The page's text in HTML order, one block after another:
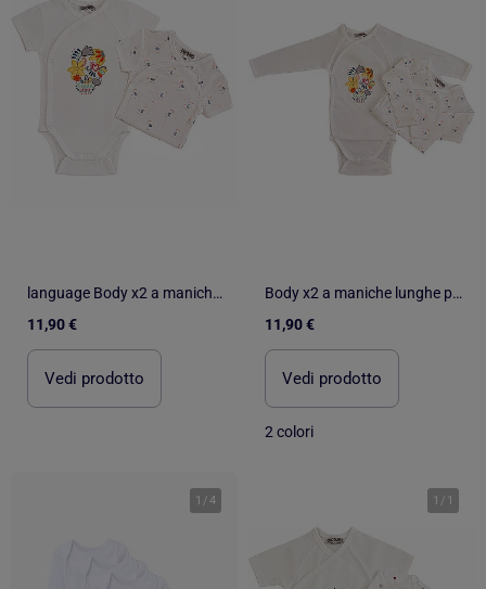
language Body x2 a maniche corte per neonati Les Chatounets "LOVE
11,90 €
Vedi prodotto
Body x2 a maniche lunghe per neonati Les Chatounets "MEXICO
11,90 €
Vedi prodotto
2 colori
1 /4 1 / 1